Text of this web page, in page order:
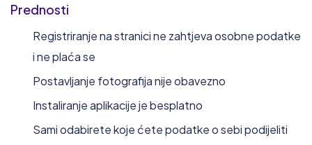
Prednosti
Registriranje na stranici ne zahtjeva osobne podatke
i ne plaća se
Postavljanje fotografija nije obavezno
Instaliranje aplikacije je besplatno
Sami odabirete koje ćete podatke o sebi podijeliti